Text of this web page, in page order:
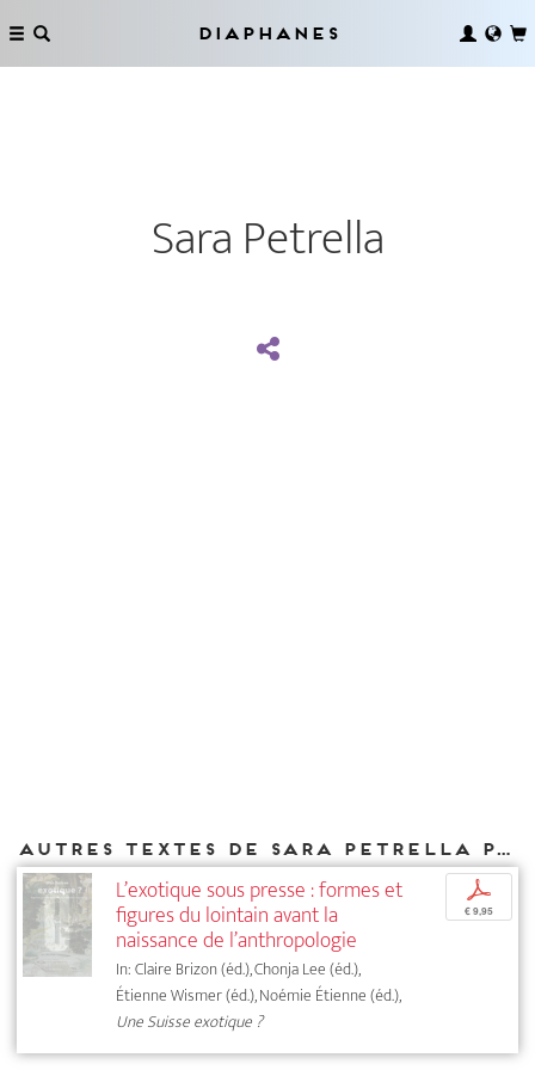
Diaphanes
Sara Petrella
Autres textes de Sara Petrella parus chez DIAPHANES
L’exotique sous presse : formes et
figures du lointain avant la
naissance de l’anthropologie
In: Claire Brizon (éd.), Chonja Lee (éd.),
Étienne Wismer (éd.), Noémie Étienne (éd.),
Une Suisse exotique ?
p
€ 9,95